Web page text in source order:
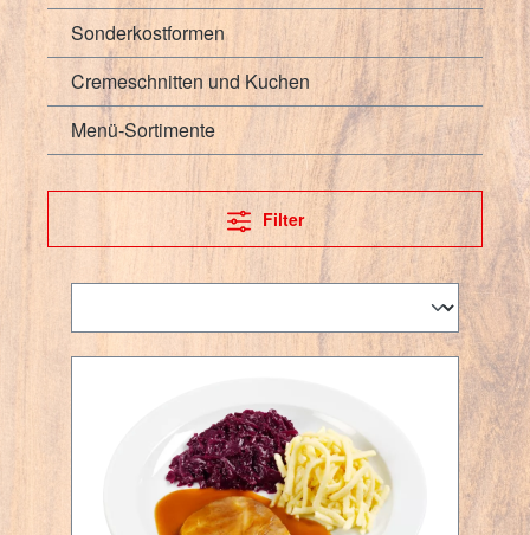
Sonderkostformen
Cremeschnitten und Kuchen
Menü-Sortimente
Filter